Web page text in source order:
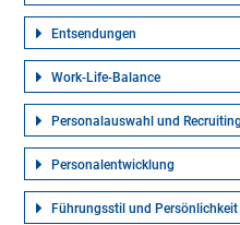
Entsendungen
Work-Life-Balance
Personalauswahl und Recruiting
Personalentwicklung
Führungsstil und